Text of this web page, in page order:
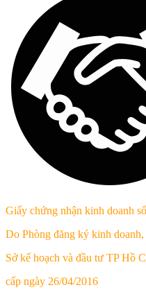
Giấy chứng nhận kinh doanh
Do Phòng đăng ký kinh doanh,
Sở kế hoạch và đầu tư TP Hồ
cấp ngày 26/04/2016